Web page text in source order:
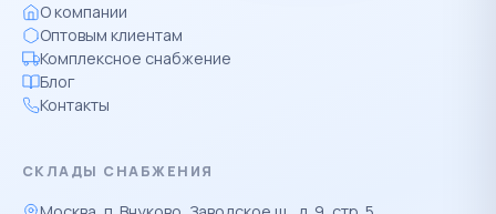
О компании
Оптовым клиентам
Комплексное снабжение
Блог
Контакты
СКЛАДЫ СНАБЖЕНИЯ